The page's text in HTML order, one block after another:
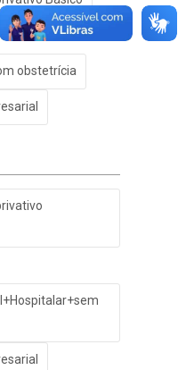
obstetrícia